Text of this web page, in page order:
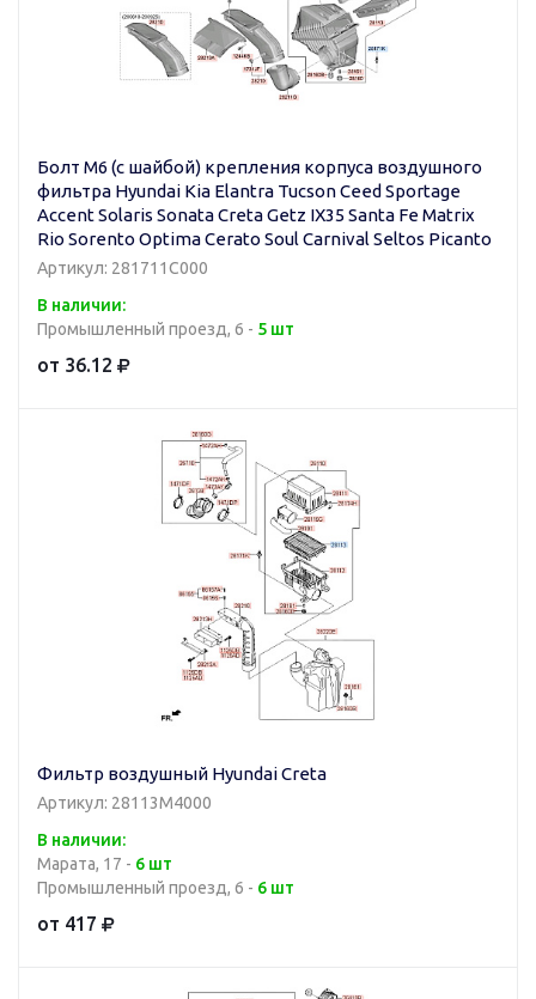
Болт М6 (с шайбой) крепления корпуса воздушного
фильтра Hyundai Kia Elantra Tucson Ceed Sportage
Accent Solaris Sonata Creta Getz IX35 Santa Fe Matrix
Rio Sorento Optima Cerato Soul Carnival Seltos Picanto
Артикул: 281711C000
В наличии:
Промышленный проезд, 6 - 5 шт
от 36.12
Фильтр воздушный Hyundai Creta
Артикул: 28113M4000
В наличии:
Марата, 17 - 6 шт
Промышленный проезд, 6 - 6 шт
от 417